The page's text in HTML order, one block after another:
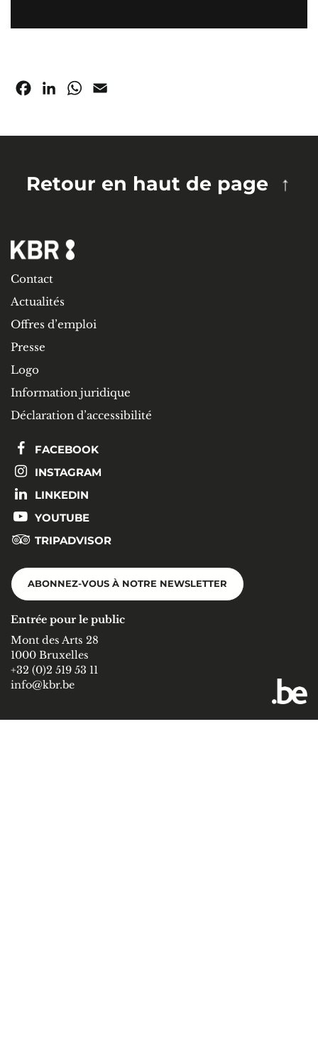
FacebookLinkedInWhatsApp
Retour en haut de page
Contact
Actualités
Offres d’emploi
Presse
Logo
Information juridique
Déclaration d’accessibilité
FACEBOOK
INSTAGRAM
LINKEDIN
YOUTUBE
TRIPADVISOR
ABONNEZ-VOUS À NOTRE NEWSLETTER
Entrée pour le public
Mont des Arts 28
1000 Bruxelles
+32 (0)2 519 53 11
info@kbr.be